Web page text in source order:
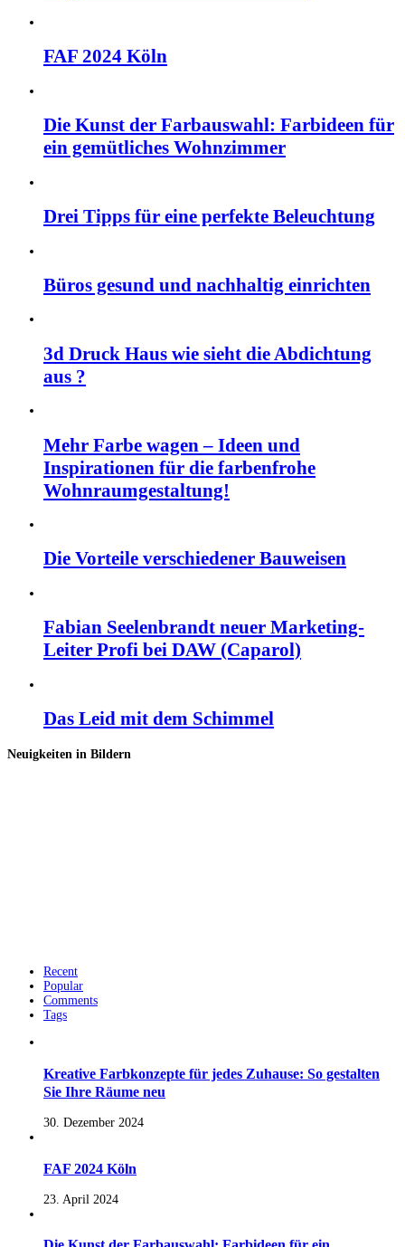
FAF 2024 Köln
Die Kunst der Farbauswahl: Farbideen für
ein gemütliches Wohnzimmer
Drei Tipps für eine perfekte Beleuchtung
Büros gesund und nachhaltig einrichten
3d Druck Haus wie sieht die Abdichtung
aus ?
Mehr Farbe wagen – Ideen und
Inspirationen für die farbenfrohe
Wohnraumgestaltung!
Die Vorteile verschiedener Bauweisen
Fabian Seelenbrandt neuer Marketing-
Leiter Profi bei DAW (Caparol)
Das Leid mit dem Schimmel
Neuigkeiten in Bildern
Recent
Popular
Comments
Tags
Kreative Farbkonzepte für jedes Zuhause: So gestalten
Sie Ihre Räume neu
30. Dezember 2024
FAF 2024 Köln
23. April 2024